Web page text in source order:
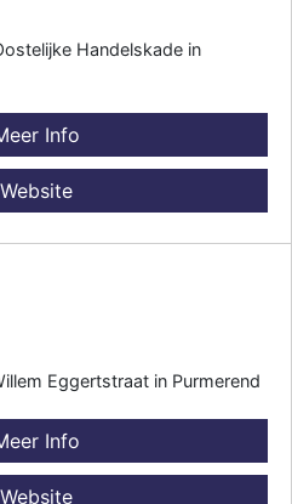
Handelskade in
Info
Website
Eggertstraat in Purmerend
Info
Website